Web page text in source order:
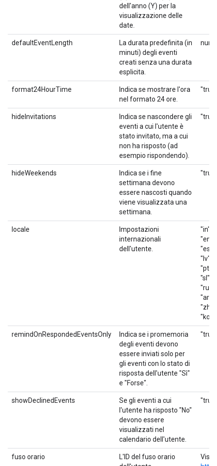
dell'anno (Y) per la
visualizzazione delle
date.
defaultEventLength
La durata predefinita (in
minuti) degli eventi
creati senza una durata
esplicita.
format24HourTime
Indica se mostrare l'ora
nel formato 24 ore.
hideInvitations
Indica se nascondere gli
eventi a cui l'utente è
stato invitato, ma a cui
non ha risposto (ad
esempio rispondendo).
hideWeekends
Indica se i fine
settimana devono
essere nascosti quando
viene visualizzata una
settimana.
locale
Impostazioni
internazionali
dell'utente.
"in",
"lv",
"sl",
"ru",
"ar",
"ko"
remindOnRespondedEventsOnly
Indica se i promemoria
degli eventi devono
essere inviati solo per
gli eventi con lo stato di
risposta dell'utente "Sì"
e "Forse".
showDeclinedEvents
Se gli eventi a cui
l'utente ha risposto "No"
devono essere
visualizzati nel
calendario dell'utente.
fuso orario
L'ID del fuso orario